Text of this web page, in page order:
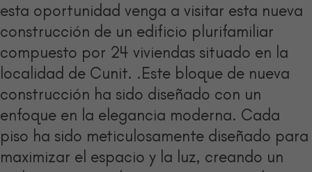
esta oportunidad venga a visitar esta nueva
construcción de un edificio plurifamiliar
compuesto por 24 viviendas situado en la
localidad de Cunit. .Este bloque de nueva
construcción ha sido diseñado con un
enfoque en la elegancia moderna. Cada
piso ha sido meticulosamente diseñado para
maximizar el espacio y la luz, creando un